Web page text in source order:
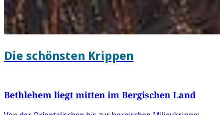
Die schönsten Krippen
Bethlehem liegt mitten im Bergischen Land